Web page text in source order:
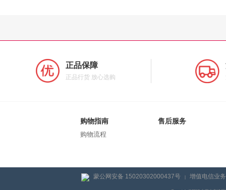
正品保障
正品行货 放心选购
购物指南
购物流程
售后服务
蒙公网安备 15020302000437号 | 增值电信业